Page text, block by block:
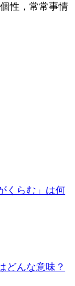
性，常常事情
くらむ」は何
どんな意味？